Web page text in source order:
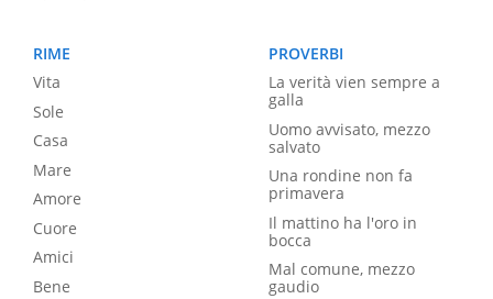
RIME
Vita
Sole
Casa
Mare
Amore
Cuore
Amici
Bene
PROVERBI
La verità vien sempre a
galla
Uomo avvisato, mezzo
salvato
Una rondine non fa
primavera
Il mattino ha l'oro in
bocca
Mal comune, mezzo
gaudio